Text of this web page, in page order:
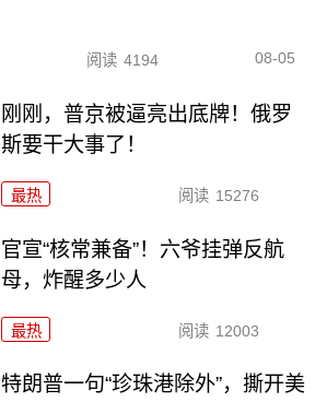
阅读 4194 08-05
刚刚，普京被逼亮出底牌！俄罗
斯要干大事了！
最热 阅读 15276
官宣“核常兼备”！六爷挂弹反航
母，炸醒多少人
最热 阅读 12003
特朗普一句“珍珠港除外”，撕开美